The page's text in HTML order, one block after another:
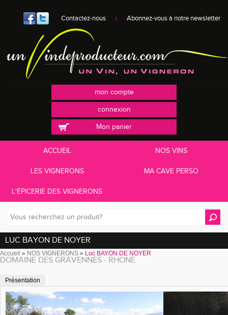
mon compte
connexion
Mon panier
ACCUEIL NOS VINS
LES VIGNERONS MA CAVE PERSO
L'ÉPICERIE DES VIGNERONS
Accueil NOS VIGNERONS Luc BAYON DE NOYER
LUC BAYON DE NOYER
DOMAINE DES GRAVENNES - RHONE
Présentation
Contactez-nous Abonnez-vous à notre newsletter